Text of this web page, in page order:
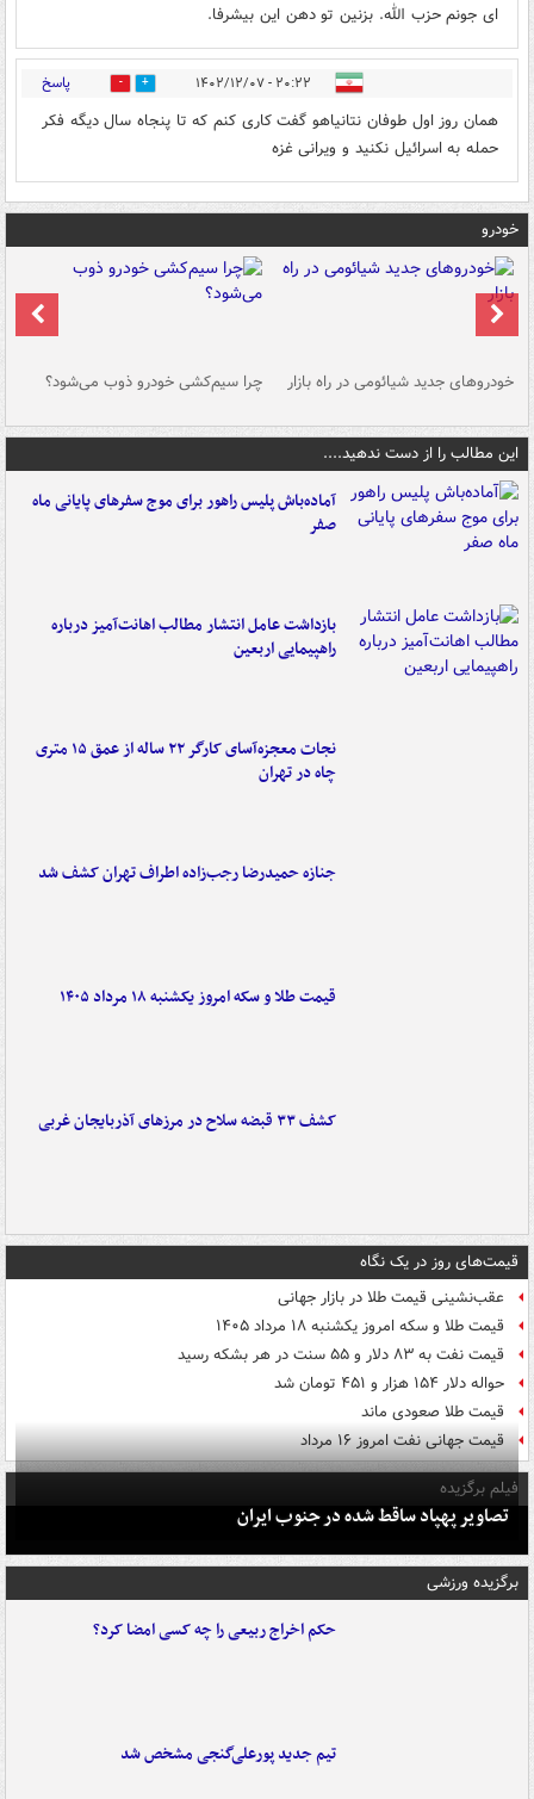
ای جونم حزب الله. بزنین تو دهن این بیشرفا.
۲۰:۲۲ - ۱۴۰۲/۱۲/۰۷ 0 پاسخ
همان روز اول طوفان نتانیاهو گفت کاری کنم که تا پنجاه سال دیگه فکر
حمله به اسرائیل نکنید و ویرانی غزه
خودرو
خودروهای جدید شیائومی در راه بازار چرا سیم‌کشی خودرو ذوب می‌شود؟
این مطالب را از دست ندهید....
آماده‌باش پلیس راهور برای موج سفرهای پایانی ماه
صفر
بازداشت عامل انتشار مطالب اهانت‌آمیز درباره
راهپیمایی اربعین
نجات معجزه‌آسای کارگر ۲۲ ساله از عمق ۱۵ متری
چاه در تهران
جنازه حمیدرضا رجب‌زاده اطراف تهران کشف شد
قیمت طلا و سکه امروز یکشنبه ۱۸ مرداد ۱۴۰۵
کشف ۳۳ قبضه سلاح در مرزهای آذربایجان غربی
قیمت‌های روز در یک نگاه
عقب‌نشینی قیمت طلا در بازار جهانی
قیمت طلا و سکه امروز یکشنبه ۱۸ مرداد ۱۴۰۵
قیمت نفت به ۸۳ دلار و ۵۵ سنت در هر بشکه رسید
حواله دلار ۱۵۴ هزار و ۴۵۱ تومان شد
قیمت طلا صعودی ماند
قیمت جهانی نفت امروز ۱۶ مرداد
فیلم برگزیده
تصاویر پهپاد ساقط شده در جنوب ایران
برگزیده ورزشی
حکم اخراج ربیعی را چه کسی امضا کرد؟
تیم جدید پورعلی‌گنجی مشخص شد